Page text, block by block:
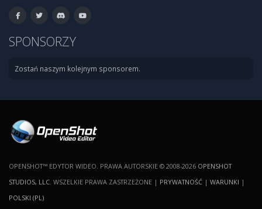
SPONSORZY
Zostań naszym kolejnym sponsorem.
OPENSHOT™ EDYTOR WIDEO. PRAWA AUTORSKIE © 2008-2026 OPENSHOT
STUDIOS, LLC . WSZELKIE PRAWA ZASTRZEŻONE | PRYWATNOŚĆ | WARUNKI |
POLSKI (PL)